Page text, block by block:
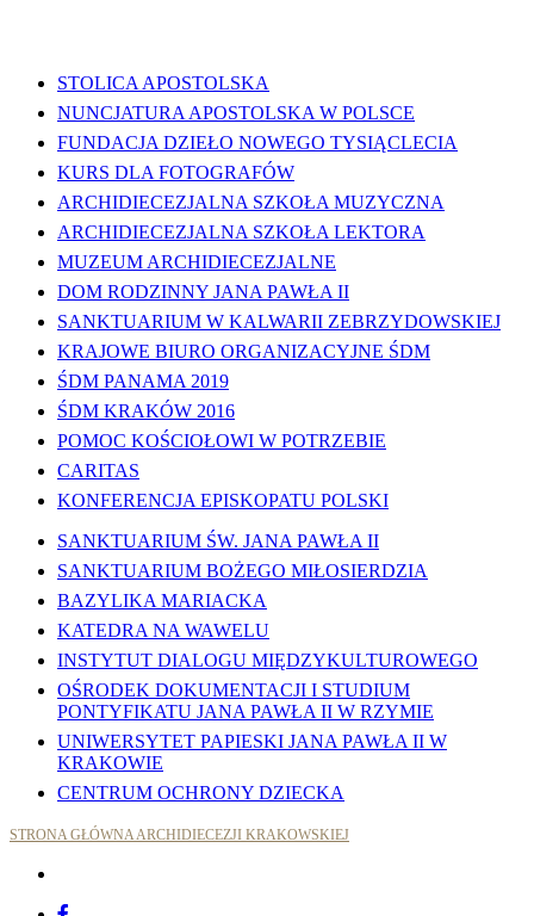
STOLICA APOSTOLSKA
NUNCJATURA APOSTOLSKA W POLSCE
FUNDACJA DZIEŁO NOWEGO TYSIĄCLECIA
KURS DLA FOTOGRAFÓW
ARCHIDIECEZJALNA SZKOŁA MUZYCZNA
ARCHIDIECEZJALNA SZKOŁA LEKTORA
MUZEUM ARCHIDIECEZJALNE
DOM RODZINNY JANA PAWŁA II
SANKTUARIUM W KALWARII ZEBRZYDOWSKIEJ
KRAJOWE BIURO ORGANIZACYJNE ŚDM
ŚDM PANAMA 2019
ŚDM KRAKÓW 2016
POMOC KOŚCIOŁOWI W POTRZEBIE
CARITAS
KONFERENCJA EPISKOPATU POLSKI
SANKTUARIUM ŚW. JANA PAWŁA II
SANKTUARIUM BOŻEGO MIŁOSIERDZIA
BAZYLIKA MARIACKA
KATEDRA NA WAWELU
INSTYTUT DIALOGU MIĘDZYKULTUROWEGO
OŚRODEK DOKUMENTACJI I STUDIUM
PONTYFIKATU JANA PAWŁA II W RZYMIE
UNIWERSYTET PAPIESKI JANA PAWŁA II W
KRAKOWIE
CENTRUM OCHRONY DZIECKA
STRONA GŁÓWNA ARCHIDIECEZJI KRAKOWSKIEJ